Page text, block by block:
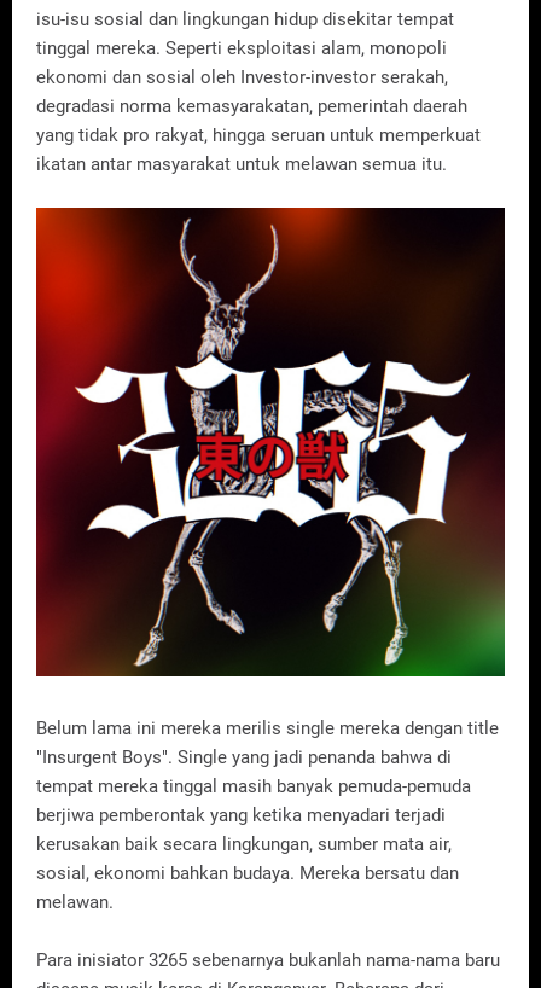
isu-isu sosial dan lingkungan hidup disekitar tempat
tinggal mereka. Seperti eksploitasi alam, monopoli
ekonomi dan sosial oleh Investor-investor serakah,
degradasi norma kemasyarakatan, pemerintah daerah
yang tidak pro rakyat, hingga seruan untuk memperkuat
ikatan antar masyarakat untuk melawan semua itu.
Belum lama ini mereka merilis single mereka dengan title
"Insurgent Boys". Single yang jadi penanda bahwa di
tempat mereka tinggal masih banyak pemuda-pemuda
berjiwa pemberontak yang ketika menyadari terjadi
kerusakan baik secara lingkungan, sumber mata air,
sosial, ekonomi bahkan budaya. Mereka bersatu dan
melawan.
Para inisiator 3265 sebenarnya bukanlah nama-nama baru